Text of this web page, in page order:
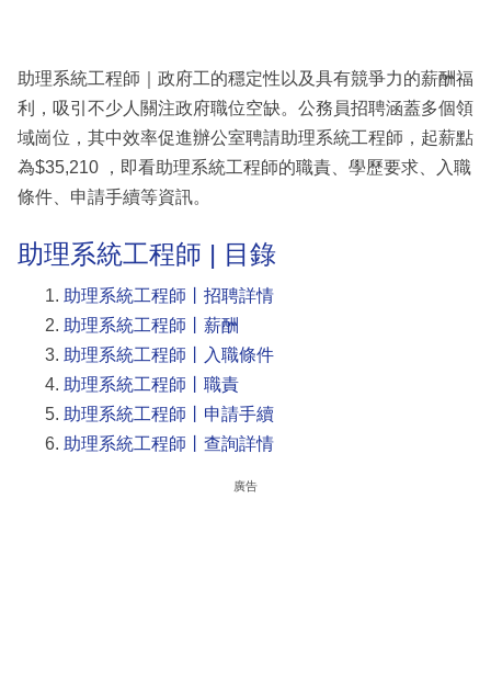
區
助理系統工程師｜政府工的穩定性以及具有競爭力的薪酬福
利，吸引不少人關注政府職位空缺。公務員招聘涵蓋多個領
域崗位，其中效率促進辦公室聘請助理系統工程師，起薪點
為$35,210 ，即看助理系統工程師的職責、學歷要求、入職
條件、申請手續等資訊。
助理系統工程師 | 目錄
助理系統工程師丨招聘詳情
助理系統工程師丨薪酬
助理系統工程師丨入職條件
助理系統工程師丨職責
助理系統工程師丨申請手續
助理系統工程師丨查詢詳情
廣告